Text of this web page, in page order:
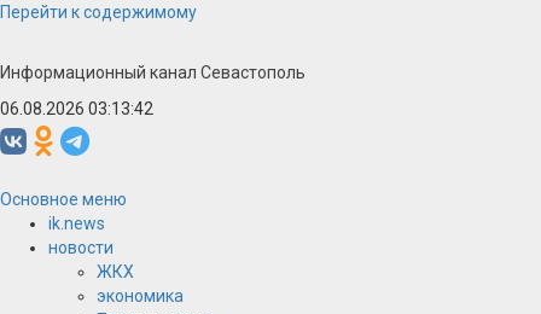
Перейти к содержимому
Информационный канал Севастополь
06.08.2026 03:13:42
Основное меню
ik.news
новости
ЖКХ
экономика